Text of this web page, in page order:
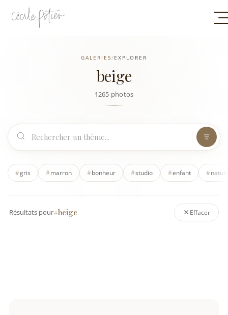
GALERIES/EXPLORER
beige
1265 photos
#gris #marron #bonheur #studio #enfant #
Résultats pour#beige Effacer